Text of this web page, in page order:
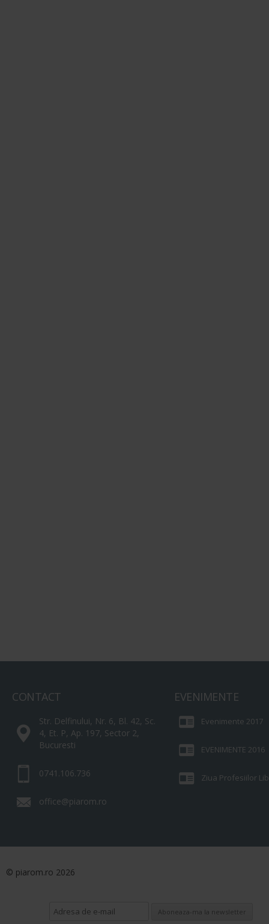
CONTACT
Str. Delfinului, Nr. 6, Bl. 42, Sc.
4, Et. P, Ap. 197, Sector 2,
Bucuresti
0741.106.736
office@piarom.ro
EVENIMENTE
Evenimente 2017
EVENIMENTE 2016
Ziua Profesiilor
© piarom.ro 2026